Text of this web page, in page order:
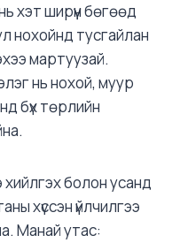
хэт ширүүн бөгөөд
нохойнд тусгайлан
мартуузай.
нь нохой, муур
бүх төрлийн
хийлгэх болон усанд
хүссэн үйлчилгээ
Манай утас: